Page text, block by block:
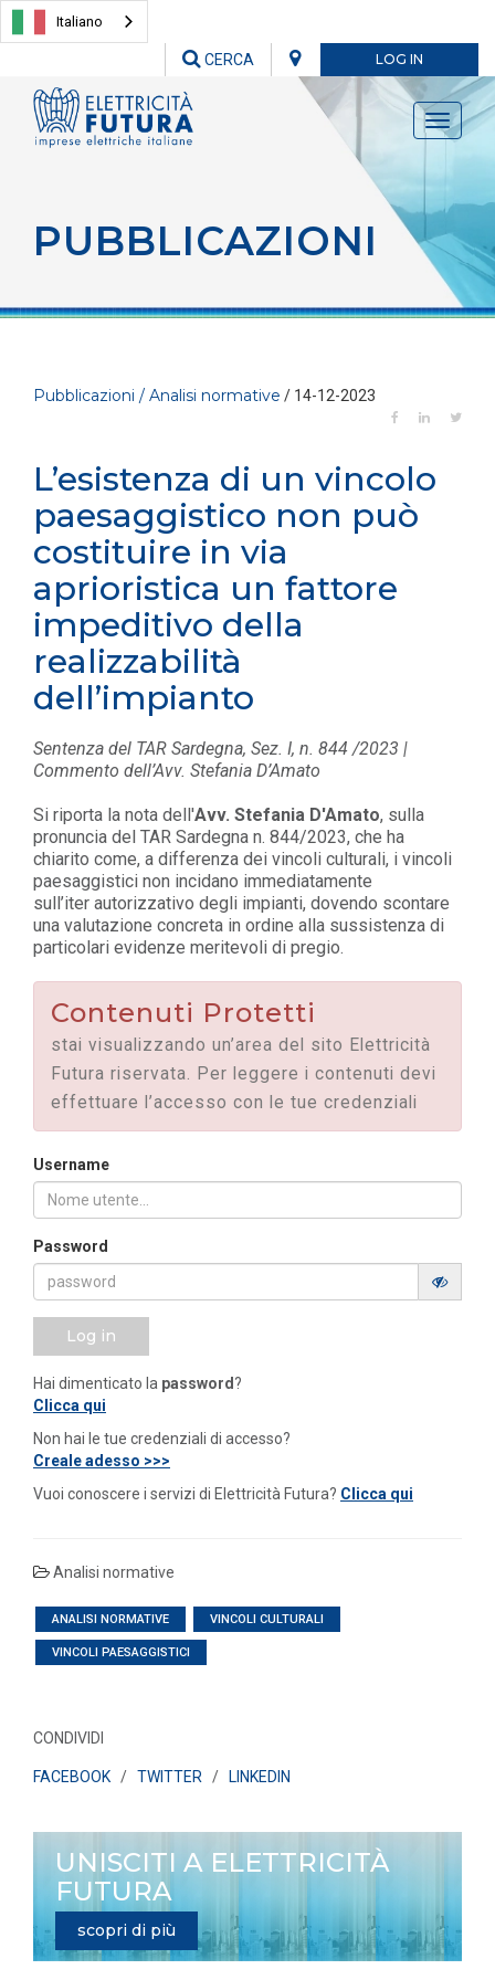
Italiano
LOG IN
CERCA
Toggle
PUBBLICAZIONI
Pubblicazioni / Analisi normative / 14-12-2023
L’esistenza di un vincolo
paesaggistico non può
costituire in via
aprioristica un fattore
impeditivo della
realizzabilità
dell’impianto
Sentenza del TAR Sardegna, Sez. I, n. 844 /2023 |
Commento dell’Avv. Stefania D’Amato
Si riporta la nota dell'Avv. Stefania D'Amato, sulla
pronuncia del TAR Sardegna n. 844/2023, che ha
chiarito come, a differenza dei vincoli culturali, i vincoli
paesaggistici non incidano immediatamente
sull’iter autorizzativo degli impianti, dovendo scontare
una valutazione concreta in ordine alla sussistenza di
particolari evidenze meritevoli di pregio.
Contenuti Protetti
stai visualizzando un’area del sito Elettricità
Futura riservata. Per leggere i contenuti devi
effettuare l’accesso con le tue credenziali
Username
Password
Log in
Hai dimenticato la password ?
Clicca qui
Non hai le tue credenziali di accesso?
Creale adesso >>>
Vuoi conoscere i servizi di Elettricità Futura? Clicca qui
Analisi normative
ANALISI NORMATIVE VINCOLI CULTURALI
VINCOLI PAESAGGISTICI
CONDIVIDI
FACEBOOK / TWITTER / LINKEDIN
UNISCITI A ELETTRICITÀ
FUTURA
scopri di più